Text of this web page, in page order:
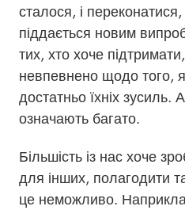
сталося, і
піддається новим
тих, хто хоче
невпевнено щодо того,
достатньо їхніх зусиль.
означають багато.
Більшість із нас хоче
для інших, полагодити
це неможливо.